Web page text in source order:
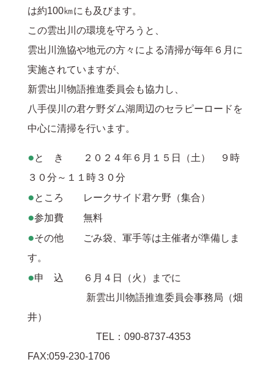
は約100㎞にも及びます。
この雲出川の環境を守ろうと、
雲出川漁協や地元の方々による清掃が毎年６月に
実施されていますが、
新雲出川物語推進委員会も協力し、
八手俣川の君ケ野ダム湖周辺のセラピーロードを
中心に清掃を行います。
●と き ２０２４年６月１５日（土） ９時
３０分～１１時３０分
●ところ レークサイド君ケ野（集合）
●参加費 無料
●その他 ごみ袋、軍手等は主催者が準備しま
す。
●申 込 ６月４日（火）までに
新雲出川物語推進委員会事務局（畑
井）
TEL：090-8737-4353
FAX:059-230-1706